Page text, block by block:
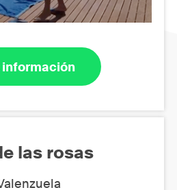
información
las rosas